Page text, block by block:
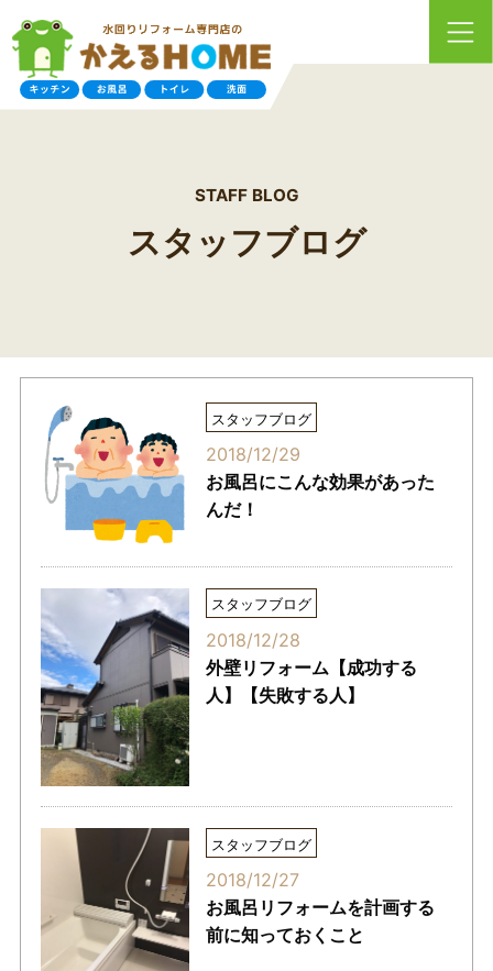
STAFF BLOG
スタッフブログ
スタッフブログ
2018/12/29
お風呂にこんな効果があった
んだ！
スタッフブログ
2018/12/28
外壁リフォーム【成功する
人】【失敗する人】
スタッフブログ
2018/12/27
お風呂リフォームを計画する
前に知っておくこと